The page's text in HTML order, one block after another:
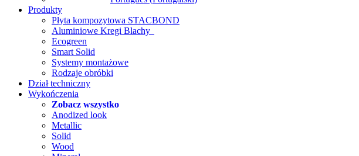
Produkty
Płyta kompozytowa STACBOND
Aluminiowe Kregi Blachy
Ecogreen
Smart Solid
Systemy montażowe
Rodzaje obróbki
Dział techniczny
Wykończenia
Zobacz wszystko
Anodized look
Metallic
Solid
Wood